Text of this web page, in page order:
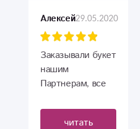
Алексей29.05.2020
Заказывали букет
нашим
Партнерам, все
Спасибо за
читать